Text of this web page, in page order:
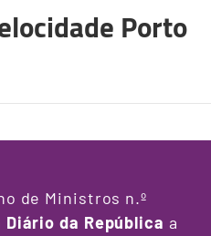
Porto
de Ministros n.º
Diário da República a